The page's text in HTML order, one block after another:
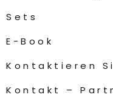
Sets
E-Book
Kontaktieren
Kontakt –